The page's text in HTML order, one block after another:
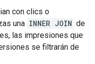
con clics o
una INNER JOIN de
las impresiones que
se filtrarán de